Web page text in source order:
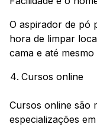
O aspirador de pó
hora de limpar
cama e até
Cursos online
Cursos online são
especializações